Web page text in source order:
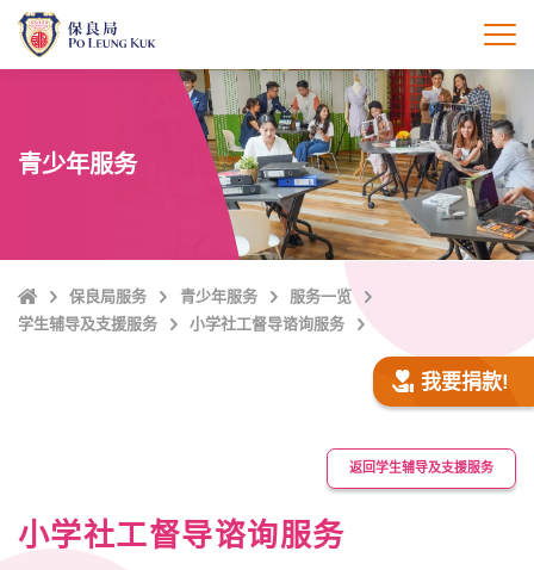
打
青少年服务
Home保良局服务 青少年服务
服务一览
学生辅导及支援服务
小学社工督导谘询服务
我要捐款!
返回学生辅导及支援服务
小学社工督导谘询服务